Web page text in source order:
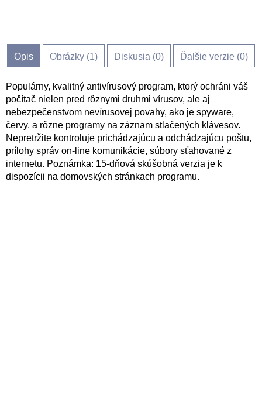
Opis Obrázky (1) Diskusia (0) Ďalšie verzie (0)
Populárny, kvalitný antivírusový program, ktorý ochráni váš
počítač nielen pred rôznymi druhmi vírusov, ale aj
nebezpečenstvom nevírusovej povahy, ako je spyware,
červy, a rôzne programy na záznam stlačených klávesov.
Nepretržite kontroluje prichádzajúcu a odchádzajúcu poštu,
prílohy správ on-line komunikácie, súbory sťahované z
internetu. Poznámka: 15-dňová skúšobná verzia je k
dispozícii na domovských stránkach programu.